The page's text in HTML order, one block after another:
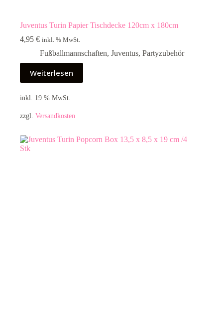
Juventus Turin Papier Tischdecke 120cm x 180cm
4,95 € inkl. % MwSt.
Fußballmannschaften, Juventus, Partyzubehör
Weiterlesen
inkl. 19 % MwSt.
zzgl. Versandkosten